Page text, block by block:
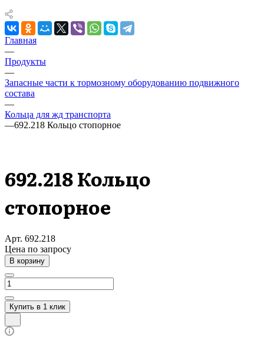
Главная
—
Продукты
—
Запасные части к тормозному оборудованию подвижного
состава
—
Кольца для жд транспорта
—692.218 Кольцо стопорное
692.218 Кольцо
стопорное
Арт. 692.218
Цена по запросу
В корзину
Купить в 1 клик